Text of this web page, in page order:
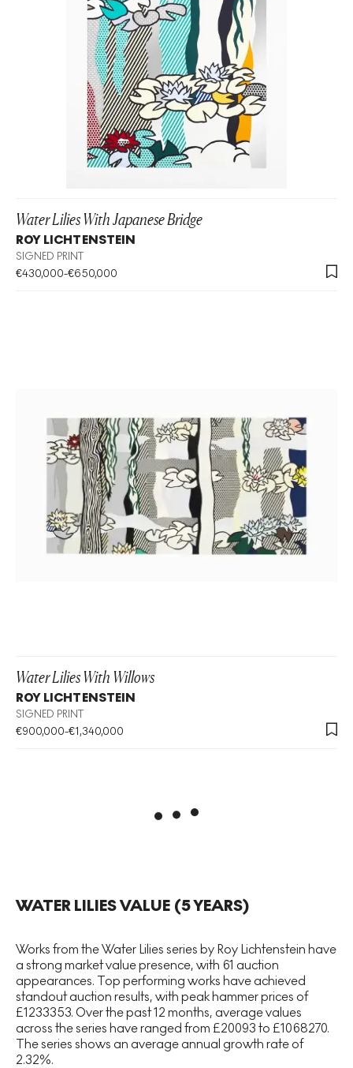
Water Lilies With Japanese Bridge
ROY LICHTENSTEIN
SIGNED PRINT
€430,000-€650,000
Water Lilies With Willows
ROY LICHTENSTEIN
SIGNED PRINT
€900,000-€1,340,000
WATER LILIESVALUE (5 YEARS)
Works from the Water Lilies series by Roy Lichtenstein have
a strong market value presence, with 61 auction
appearances. Top performing works have achieved
standout auction results, with peak hammer prices of
£1233353. Over the past 12 months, average values
across the series have ranged from £20093 to £1068270.
The series shows an average annual growth rate of
2.32%.